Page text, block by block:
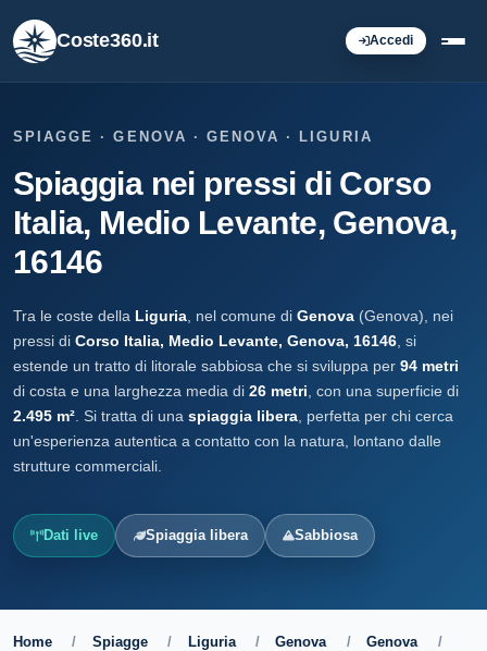
Coste360.it Accedi
SPIAGGE · GENOVA · GENOVA · LIGURIA
Spiaggia nei pressi di Corso
Italia, Medio Levante, Genova,
16146
Tra le coste della Liguria , nel comune di Genova (Genova), nei
pressi di Corso Italia, Medio Levante, Genova, 16146 , si
estende un tratto di litorale sabbiosa che si sviluppa per 94 metri
di costa e una larghezza media di 26 metri , con una superficie di
2.495 m² . Si tratta di una spiaggia libera , perfetta per chi cerca
un'esperienza autentica a contatto con la natura, lontano dalle
strutture commerciali.
Dati live Spiaggia libera Sabbiosa
Home / Spiagge / Liguria / Genova / Genova
/